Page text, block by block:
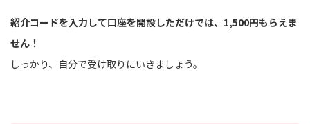
紹介コードを入力して口座を開設しただけでは、1,500円もらえま
せん！
しっかり、自分で受け取りにいきましょう。